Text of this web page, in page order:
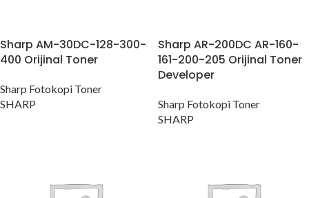
Sharp AM-30DC-128-300-
400 Orijinal Toner
Sharp Fotokopi Toner
SHARP
Sharp AR-200DC AR-160-
161-200-205 Orijinal Toner
Developer
Sharp Fotokopi Toner
SHARP